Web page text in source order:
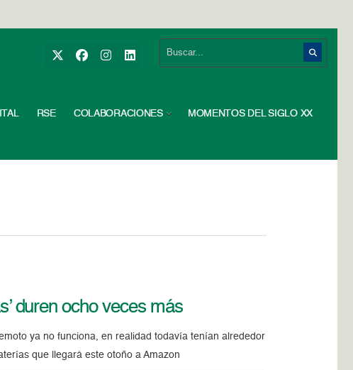
RSE COLABORACIONES MOMENTOS DEL SIGLO XX
duren ocho veces más
ya no funciona, en realidad todavía tenían alrededor
que llegará este otoño a Amazon